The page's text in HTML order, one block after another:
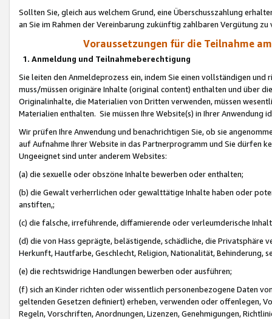
Sollten Sie, gleich aus welchem Grund, eine Überschusszahlung
an Sie im Rahmen der Vereinbarung zukünftig zahlbaren Vergütung zu
Voraussetzungen für die Teilnahme
1. Anmeldung und Teilnahmeberechtigung
Sie leiten den Anmeldeprozess ein, indem Sie einen vollständigen
muss/müssen originäre Inhalte (original content) enthalten und über
Originalinhalte, die Materialien von Dritten verwenden, müssen
Materialien enthalten. Sie müssen Ihre Website(s) in Ihrer Anwendung
Wir prüfen Ihre Anwendung und benachrichtigen Sie, ob sie
auf Aufnahme Ihrer Website in das Partnerprogramm und Sie dürfen
Ungeeignet sind unter anderem Websites:
(a) die sexuelle oder obszöne Inhalte bewerben oder enthalten;
(b) die Gewalt verherrlichen oder gewalttätige Inhalte haben oder
anstiften,;
(c) die falsche, irreführende, diffamierende oder verleumderische
(d) die von Hass geprägte, belästigende, schädliche, die Privatsphäre
Herkunft, Hautfarbe, Geschlecht, Religion, Nationalität, Behinderung,
(e) die rechtswidrige Handlungen bewerben oder ausführen;
(f) sich an Kinder richten oder wissentlich personenbezogene Daten
geltenden Gesetzen definiert) erheben, verwenden oder offenlegen,
Regeln, Vorschriften, Anordnungen, Lizenzen, Genehmigungen,